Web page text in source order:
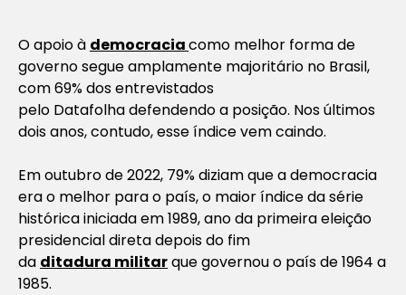
O apoio à democraciacomo melhor forma de
governo segue amplamente majoritário no Brasil,
com 69% dos entrevistados
pelo Datafolha defendendo a posição. Nos últimos
dois anos, contudo, esse índice vem caindo.
Em outubro de 2022, 79% diziam que a democracia
era o melhor para o país, o maior índice da série
histórica iniciada em 1989, ano da primeira eleição
presidencial direta depois do fim
da ditadura militarque governou o país de 1964 a
1985.